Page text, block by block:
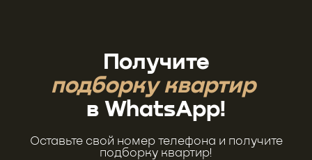
Получите
подборку квартир
в WhatsApp!
Оставьте свой номер телефона и получите
подборку квартир!